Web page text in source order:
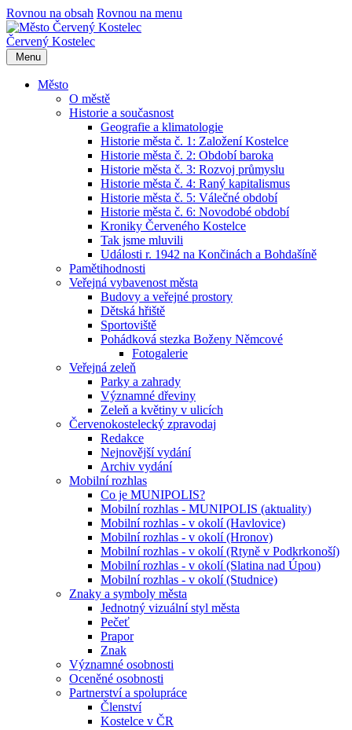
Rovnou na obsah Rovnou na menu
Červený Kostelec
Menu
Město
O městě
Historie a současnost
Geografie a klimatologie
Historie města č. 1: Založení Kostelce
Historie města č. 2: Období baroka
Historie města č. 3: Rozvoj průmyslu
Historie města č. 4: Raný kapitalismus
Historie města č. 5: Válečné období
Historie města č. 6: Novodobé období
Kroniky Červeného Kostelce
Tak jsme mluvili
Události r. 1942 na Končinách a Bohdašíně
Pamětihodnosti
Veřejná vybavenost města
Budovy a veřejné prostory
Dětská hřiště
Sportoviště
Pohádková stezka Boženy Němcové
Fotogalerie
Veřejná zeleň
Parky a zahrady
Významné dřeviny
Zeleň a květiny v ulicích
Červenokostelecký zpravodaj
Redakce
Nejnovější vydání
Archiv vydání
Mobilní rozhlas
Co je MUNIPOLIS?
Mobilní rozhlas - MUNIPOLIS (aktuality)
Mobilní rozhlas - v okolí (Havlovice)
Mobilní rozhlas - v okolí (Hronov)
Mobilní rozhlas - v okolí (Rtyně v Podkrkonoší)
Mobilní rozhlas - v okolí (Slatina nad Úpou)
Mobilní rozhlas - v okolí (Studnice)
Znaky a symboly města
Jednotný vizuální styl města
Pečeť
Prapor
Znak
Významné osobnosti
Oceněné osobnosti
Partnerství a spolupráce
Členství
Kostelce v ČR